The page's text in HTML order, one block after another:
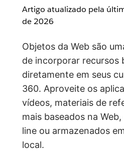
Artigo atualizado pela
de 2026
Objetos da Web são
de incorporar recursos
diretamente em seus
360. Aproveite os
vídeos, materiais de
mais baseados na
line ou armazenados
local.